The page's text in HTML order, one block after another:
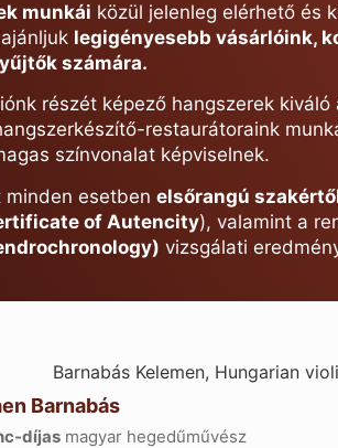
munkái közül jelenleg elérhető és
legigényesebb vásárlóink,
számára.
részét képező hangszerek kiváló
restaurátoraink
színvonalat képviselnek.
esetben elsőrangú
of Autencity), valamint a
vizsgálati
Barnabás
díjasmagyar hegedűművész